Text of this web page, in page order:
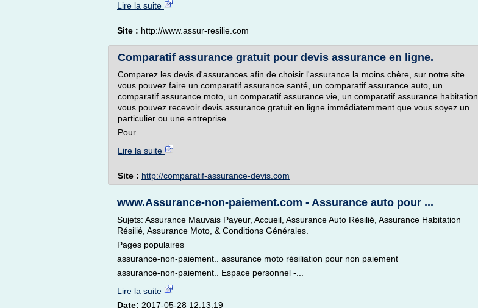
Lire la suite
Site : http://www.assur-resilie.com
Comparatif assurance gratuit pour devis assurance en ligne.
Comparez les devis d'assurances afin de choisir l'assurance la moins chère, sur notre site
vous pouvez faire un comparatif assurance santé, un comparatif assurance auto, un
comparatif assurance moto, un comparatif assurance vie, un comparatif assurance habitation,
vous pouvez recevoir devis assurance gratuit en ligne immédiatemment que vous soyez un
particulier ou une entreprise.
Pour...
Lire la suite
Site : http://comparatif-assurance-devis.com
www.Assurance-non-paiement.com - Assurance auto pour ...
Sujets: Assurance Mauvais Payeur, Accueil, Assurance Auto Résilié, Assurance Habitation
Résilié, Assurance Moto, & Conditions Générales.
Pages populaires
assurance-non-paiement.. assurance moto résiliation pour non paiement
assurance-non-paiement.. Espace personnel -...
Lire la suite
Date: 2017-05-28 12:13:19